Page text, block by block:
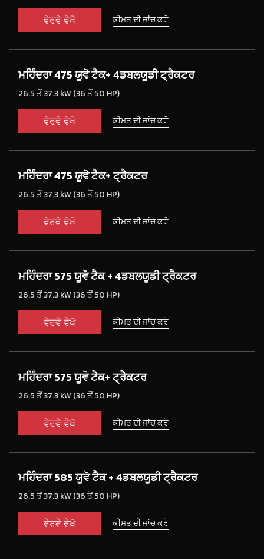
ਵੇਰਵੇ ਵੇਖੋ ਕੀਮਤ ਦੀ ਜਾਂਚ ਕਰੋ
ਮਹਿੰਦਰਾ 475 ਯੂਵੋ ਟੈਕ+ 4ਡਬਲਯੂਡੀ ਟ੍ਰੈਕਟਰ
26.5 ਤੋਂ 37.3 kW (36 ਤੋਂ 50 HP)
ਵੇਰਵੇ ਵੇਖੋ ਕੀਮਤ ਦੀ ਜਾਂਚ ਕਰੋ
ਮਹਿੰਦਰਾ 475 ਯੂਵੋ ਟੈਕ+ ਟ੍ਰੈਕਟਰ
26.5 ਤੋਂ 37.3 kW (36 ਤੋਂ 50 HP)
ਵੇਰਵੇ ਵੇਖੋ ਕੀਮਤ ਦੀ ਜਾਂਚ ਕਰੋ
ਮਹਿੰਦਰਾ 575 ਯੂਵੋ ਟੈਕ + 4ਡਬਲਯੂਡੀ ਟ੍ਰੈਕਟਰ
26.5 ਤੋਂ 37.3 kW (36 ਤੋਂ 50 HP)
ਵੇਰਵੇ ਵੇਖੋ ਕੀਮਤ ਦੀ ਜਾਂਚ ਕਰੋ
ਮਹਿੰਦਰਾ 575 ਯੂਵੋ ਟੈਕ+ ਟ੍ਰੈਕਟਰ
26.5 ਤੋਂ 37.3 kW (36 ਤੋਂ 50 HP)
ਵੇਰਵੇ ਵੇਖੋ ਕੀਮਤ ਦੀ ਜਾਂਚ ਕਰੋ
ਮਹਿੰਦਰਾ 585 ਯੂਵੋ ਟੈਕ + 4ਡਬਲਯੂਡੀ ਟ੍ਰੈਕਟਰ
26.5 ਤੋਂ 37.3 kW (36 ਤੋਂ 50 HP)
ਵੇਰਵੇ ਵੇਖੋ ਕੀਮਤ ਦੀ ਜਾਂਚ ਕਰੋ